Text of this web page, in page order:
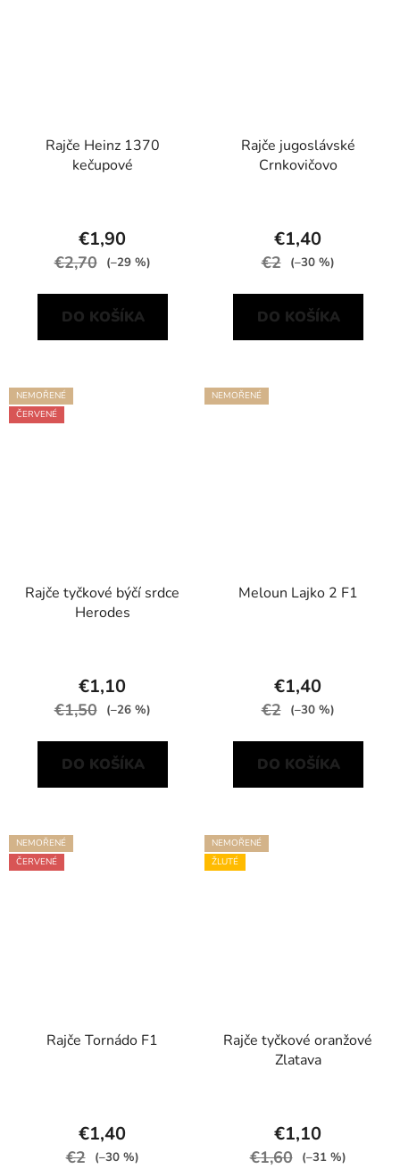
Rajče Heinz 1370
kečupové
€1,90
€2,70 (–29 %)
DO KOŠÍKA
Rajče jugoslávské
Crnkovičovo
€1,40
€2 (–30 %)
DO KOŠÍKA
NEMOŘENÉ
ČERVENÉ
Rajče tyčkové býčí srdce
Herodes
€1,10
€1,50 (–26 %)
DO KOŠÍKA
NEMOŘENÉ
Meloun Lajko 2 F1
€1,40
€2 (–30 %)
DO KOŠÍKA
NEMOŘENÉ
ČERVENÉ
Rajče Tornádo F1
€1,40
€2 (–30 %)
NEMOŘENÉ
ŽLUTÉ
Rajče tyčkové oranžové
Zlatava
€1,10
€1,60 (–31 %)